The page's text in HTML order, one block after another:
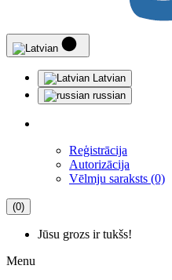
Latvian
russian
Reģistrācija
Autorizācija
Vēlmju saraksts (0)
(0)
Jūsu grozs ir tukšs!
Menu